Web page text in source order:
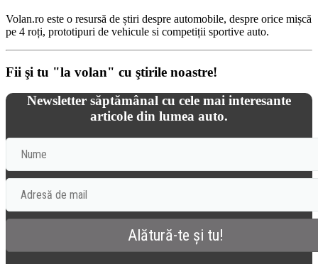
Volan.ro este o resursă de știri despre automobile, despre orice mișcă
pe 4 roți, prototipuri de vehicule si competiții sportive auto.
Fii şi tu "la volan" cu ştirile noastre!
Newsletter săptămânal cu cele mai interesante
articole din lumea auto.